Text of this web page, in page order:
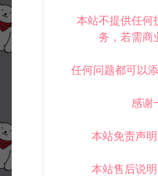
本站不提供任何
务，若需商
任何问题都可以
感谢
本站免责声明
本站售后说明